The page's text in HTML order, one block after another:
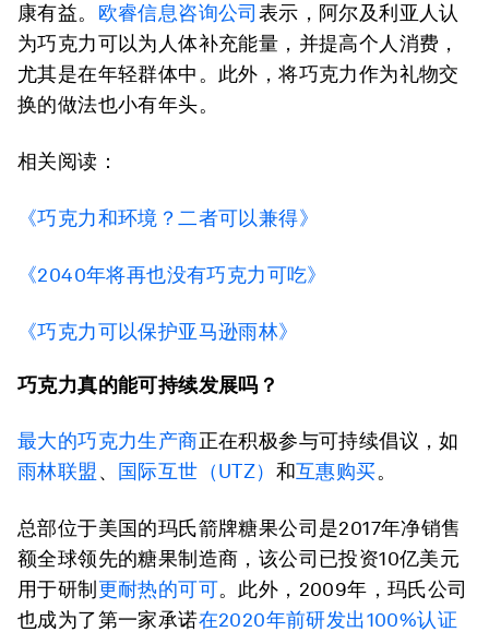
康有益。 欧睿信息咨询公司 表示，阿尔及利亚人认
为巧克力可以为人体补充能量，并提高个人消费，
尤其是在年轻群体中。此外，将巧克力作为礼物交
换的做法也小有年头。
相关阅读：
《巧克力和环境？二者可以兼得》
《2040年将再也没有巧克力可吃》
《巧克力可以保护亚马逊雨林》
巧克力真的能可持续发展吗？
最大的巧克力生产商正在积极参与可持续倡议，如
雨林联盟 、 国际互世（UTZ） 和互惠购买。
总部位于美国的玛氏箭牌糖果公司是2017年净销售
额全球领先的糖果制造商，该公司已投资10亿美元
用于研制 更耐热的可可。此外，2009年，玛氏公司
也成为了第一家承诺在2020年前研发出100%认证